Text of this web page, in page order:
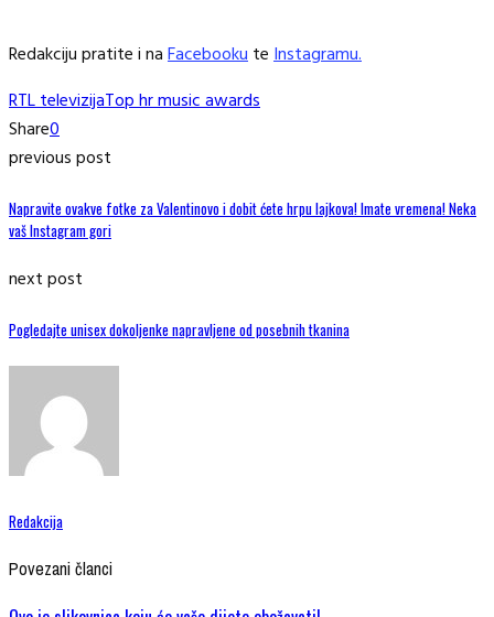
Redakciju pratite i naFacebookuteInstagramu.
RTL televizijaTop hr music awards
Share0
previous post
Napravite ovakve fotke za Valentinovo i dobit ćete hrpu lajkova! Imate vremena! Neka
vaš Instagram gori
next post
Pogledajte unisex dokoljenke napravljene od posebnih tkanina
Redakcija
Povezani članci